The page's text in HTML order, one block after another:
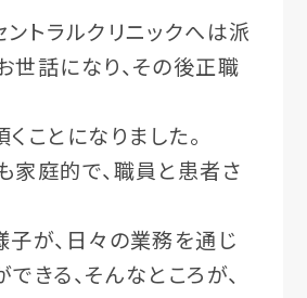
ントラルクリニックへは派
世話になり、その後正職
ことになりました。
家庭的で、職員と患者さ
子が、日々の業務を通じ
きる、そんなところが、